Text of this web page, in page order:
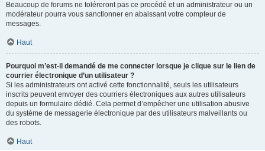
Beaucoup de forums ne toléreront pas ce procédé et un administrateur ou un
modérateur pourra vous sanctionner en abaissant votre compteur de
messages.
Haut
Pourquoi m’est-il demandé de me connecter lorsque je clique sur le lien de
courrier électronique d’un utilisateur ?
Si les administrateurs ont activé cette fonctionnalité, seuls les utilisateurs
inscrits peuvent envoyer des courriers électroniques aux autres utilisateurs
depuis un formulaire dédié. Cela permet d’empêcher une utilisation abusive
du système de messagerie électronique par des utilisateurs malveillants ou
des robots.
Haut